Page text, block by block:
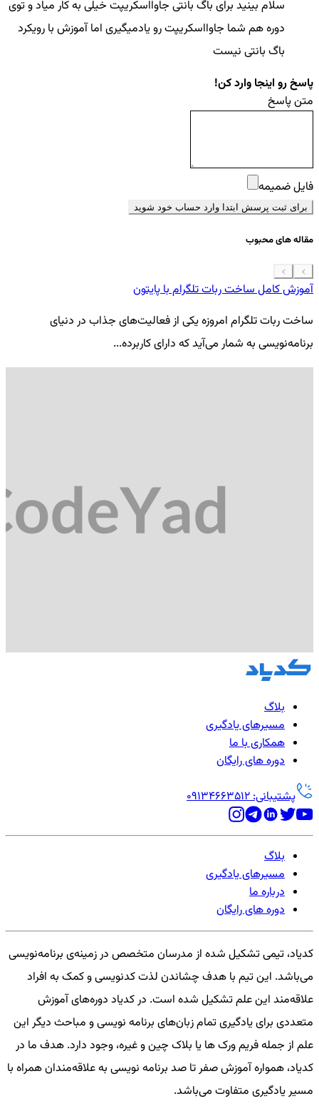
سلام بینید برای باگ بانتی جاوااسکریپت خیلی به کار میاد و توی
دوره هم شما جاوااسکریپت رو یادمیگیری اما آموزش با رویکرد
باگ بانتی نیست
پاسخ رو اینجا وارد کن!
متن پاسخ
فایل ضمیمه
برای ثبت پرسش ابتدا وارد حساب خود شوید
مقاله های محبوب
آموزش کامل ساخت ربات تلگرام با پایتون
ساخت ربات تلگرام امروزه یکی از فعالیت‌های جذاب در دنیای
برنامه‌نویسی به شمار می‌آید که دارای کاربرده...
بلاگ
مسیرهای یادگیری
همکاری با ما
دوره های رایگان
پشتیبانی: 09134663512
بلاگ
مسیرهای یادگیری
درباره ما
دوره های رایگان
کدیاد، تیمی تشکیل شده از مدرسان متخصص در زمینه‌ی برنامه‌نویسی
می‌باشد. این تیم با هدف چشاندن لذت کدنویسی و کمک به افراد
علاقه‌مند این علم تشکیل شده است. در کدیاد دوره‌های آموزش
متعددی برای یادگیری تمام زبان‌های برنامه نویسی و مباحث دیگر این
علم از جمله فریم ورک ها یا بلاک چین و غیره، وجود دارد. هدف ما در
کدیاد، همواره آموزش صفر تا صد برنامه نویسی به علاقه‌مندان همراه با
مسیر یادگیری متفاوت می‌باشد.